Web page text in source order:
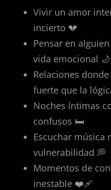
Vivir un amor
incierto 💔
Pensar en
vida emocional 🌙
Relaciones
fuerte que la
Noches íntimas
confusos 🛏️
Escuchar música
vulnerabilidad 💭
Momentos de
inestable ❤️‍🩹